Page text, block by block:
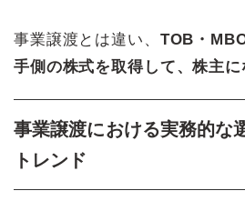
事業譲渡とは違い、 TOB・
手側の株式を取得して、株主に
事業譲渡における実務的な
トレンド